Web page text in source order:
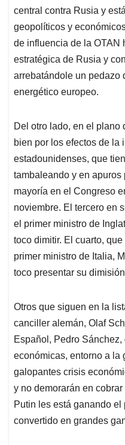
central contra Rusia y
geopolíticos y
de influencia de la OTAN
estratégica de Rusia y
arrebatándole un pedazo
energético europeo.
Del otro lado, en el plano
bien por los efectos de
estadounidenses, que
tambaleando y en
mayoría en el Congreso
noviembre. El tercero en
el primer ministro de
toco dimitir. El cuarto,
primer ministro de Italia,
toco presentar su
Otros que siguen en la
canciller alemán, Olaf
Español, Pedro
económicas, entorno a la
galopantes crisis
y no demorarán en
Putin les está ganando
convertido en grandes